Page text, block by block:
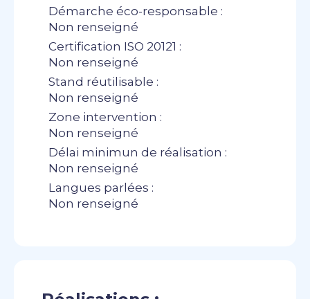
Démarche éco-responsable :
Non renseigné
Certification ISO 20121 :
Non renseigné
Stand réutilisable :
Non renseigné
Zone intervention :
Non renseigné
Délai minimun de réalisation :
Non renseigné
Langues parlées :
Non renseigné